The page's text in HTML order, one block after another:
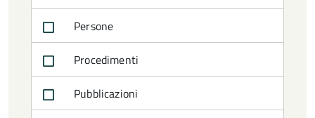
Persone
Procedimenti
Pubblicazioni